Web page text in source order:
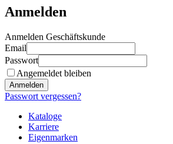
Anmelden
Anmelden Geschäftskunde
Email
Passwort
Angemeldet bleiben
Anmelden
Passwort vergessen?
Kataloge
Karriere
Eigenmarken